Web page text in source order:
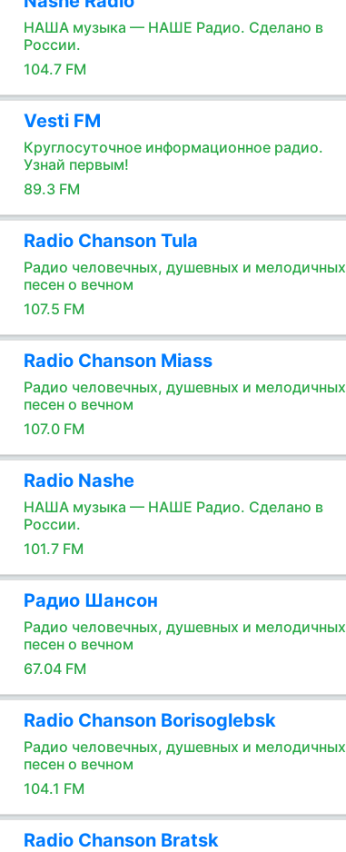
НАША музыка — НАШЕ Радио. Сделано в
России.
104.7 FM
Vesti FM
Круглосуточное информационное радио.
Узнай первым!
89.3 FM
Radio Chanson Tula
Радио человечных, душевных и мелодичных
песен о вечном
107.5 FM
Radio Chanson Miass
Радио человечных, душевных и мелодичных
песен о вечном
107.0 FM
Radio Nashe
НАША музыка — НАШЕ Радио. Сделано в
России.
101.7 FM
Радио Шансон
Радио человечных, душевных и мелодичных
песен о вечном
67.04 FM
Radio Chanson Borisoglebsk
Радио человечных, душевных и мелодичных
песен о вечном
104.1 FM
Radio Chanson Bratsk